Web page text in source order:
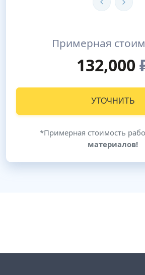
Примерная
132,000
УТОЧНИТЬ
*Примерная стоимость
материалов!